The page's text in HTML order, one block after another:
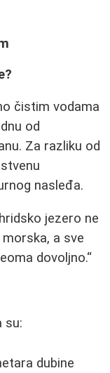
čistim vodama
od
Za razliku od
nasleđa.
jezero ne
a sve
dovoljno.
su:
dubine